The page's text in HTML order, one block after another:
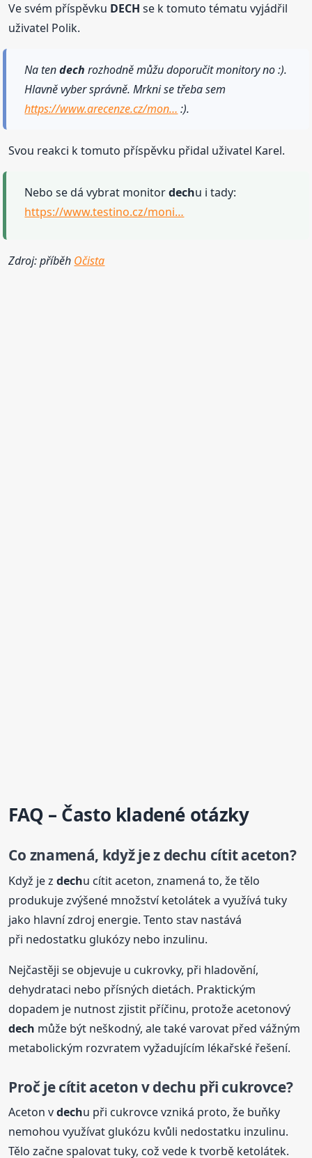
Ve svém příspěvku DECH se k tomuto tématu vyjádřil
uživatel Polik.
Na tendech rozhodně můžu doporučit monitory no :).
Hlavně vyber správně. Mrkni se třeba sem
https://www.arecenze.cz/mon… :).
Svou reakci k tomuto příspěvku přidal uživatel Karel.
Nebo se dá vybrat monitordechu i tady:
https://www.testino.cz/moni…
Zdroj: příběh Očista
FAQ – Často kladené otázky
Co znamená, když je z dechu cítit aceton?
Když je zdechu cítit aceton, znamená to, že tělo
produkuje zvýšené množství ketolátek a využívá tuky
jako hlavní zdroj energie. Tento stav nastává
při nedostatku glukózy nebo inzulinu.
Nejčastěji se objevuje u cukrovky, při hladovění,
dehydrataci nebo přísných dietách. Praktickým
dopadem je nutnost zjistit příčinu, protože acetonový
dech může být neškodný, ale také varovat před vážným
metabolickým rozvratem vyžadujícím lékařské řešení.
Proč je cítit aceton vdechu při cukrovce?
Aceton vdechu při cukrovce vzniká proto, že buňky
nemohou využívat glukózu kvůli nedostatku inzulinu.
Tělo začne spalovat tuky, což vede k tvorbě ketolátek.